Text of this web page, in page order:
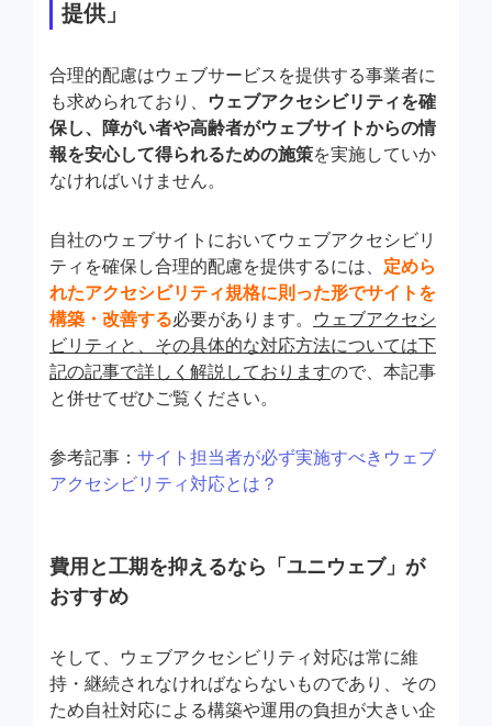
提供」
合理的配慮はウェブサービスを提供する事業者に
も求められており、
ウェブアクセシビリティを確
保し、障がい者や高齢者がウェブサイトからの情
報を安心して得られるための施策を実施していか
なければいけません。
自社のウェブサイトにおいてウェブアクセシビリ
ティを確保し合理的配慮を提供するには、 定めら
れたアクセシビリティ規格に則った形でサイトを
構築・改善する必要があります。
ウェブアクセシ
ビリティと、その具体的な対応方法については下
記の記事で詳しく解説しておりますので、本記事
と併せてぜひご覧ください。
参考記事： サイト担当者が必ず実施すべきウェブ
アクセシビリティ対応とは？
費用と工期を抑えるなら「ユニウェブ」が
おすすめ
そして、ウェブアクセシビリティ対応は常に維
持・継続されなければならないものであり、その
ため自社対応による構築や運用の負担が大きい企